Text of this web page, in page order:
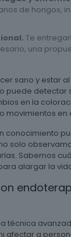
de hongos,
Te
una
sano y estar
puede detectar
en la
movimientos en
conocimiento
solo
Sabemos
alargar la
técnica
afectar a